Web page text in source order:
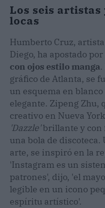
Los seis artistas
locas
Humberto Cruz,
Diego, ha apostado por
con ojos estilo manga
gráfico de Atlanta, se
un esquema en
elegante. Zipeng Zhu,
creativo en Nueva
'Dazzle'brillante y con
una bola de
arte, se inspiró en la
'Instagram es un
patrones', dijo, 'el
legible en un icono
espíritu artístico'.